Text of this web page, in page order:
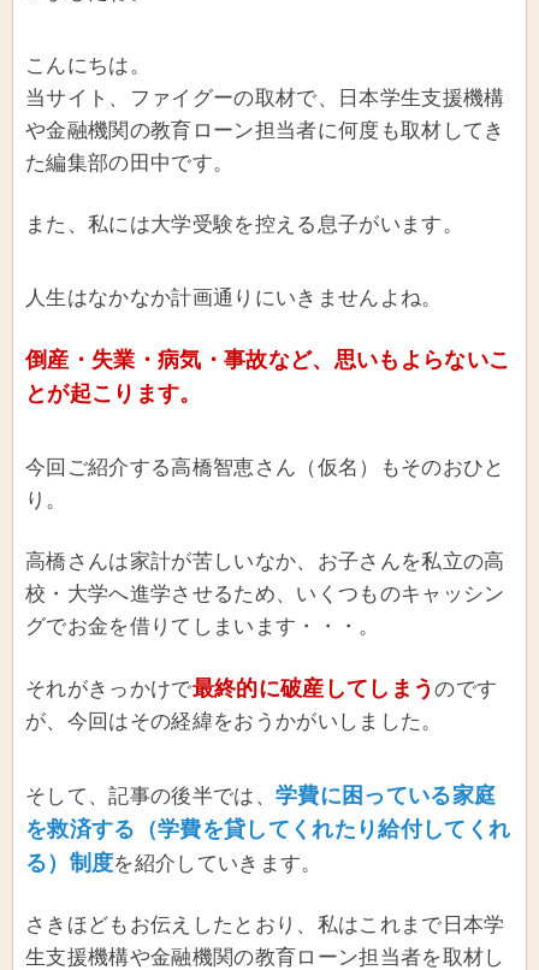
こんにちは。
当サイト、ファイグーの取材で、日本学生支援機構
や金融機関の教育ローン担当者に何度も取材してき
た編集部の田中です。
また、私には大学受験を控える息子がいます。
人生はなかなか計画通りにいきませんよね。
倒産・失業・病気・事故など、思いもよらないこ
とが起こります。
今回ご紹介する高橋智恵さん（仮名）もそのおひと
り。
高橋さんは家計が苦しいなか、お子さんを私立の高
校・大学へ進学させるため、いくつものキャッシン
グでお金を借りてしまいます・・・。
それがきっかけで最終的に破産してしまうのです
が、今回はその経緯をおうかがいしました。
そして、記事の後半では、学費に困っている家庭
を救済する（学費を貸してくれたり給付してくれ
る）制度を紹介していきます。
さきほどもお伝えしたとおり、私はこれまで日本学
生支援機構や金融機関の教育ローン担当者を取材し